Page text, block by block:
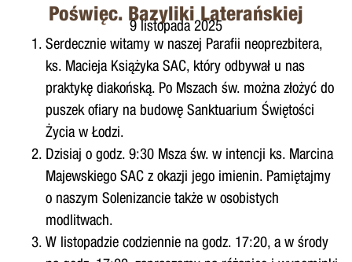
Poświęc. Bazyliki Laterańskiej
9 listopada 2025
Serdecznie witamy w naszej Parafii neoprezbitera,
ks. Macieja Książyka SAC, który odbywał u nas
praktykę diakońską. Po Mszach św. można złożyć do
puszek ofiary na budowę Sanktuarium Świętości
Życia w Łodzi.
Dzisiaj o godz. 9:30 Msza św. w intencji ks. Marcina
Majewskiego SAC z okazji jego imienin. Pamiętajmy
o naszym Solenizancie także w osobistych
modlitwach.
W listopadzie codziennie na godz. 17:20, a w środy